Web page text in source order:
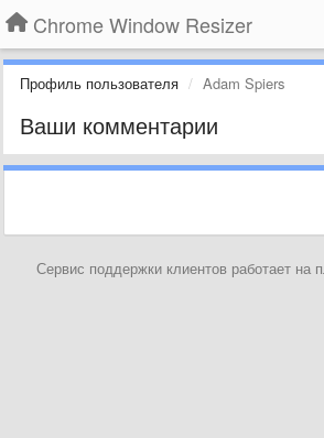
Chrome Window Resizer
Профиль пользователя Adam Spiers
Ваши комментарии
Сервис поддержки клиентов работает на